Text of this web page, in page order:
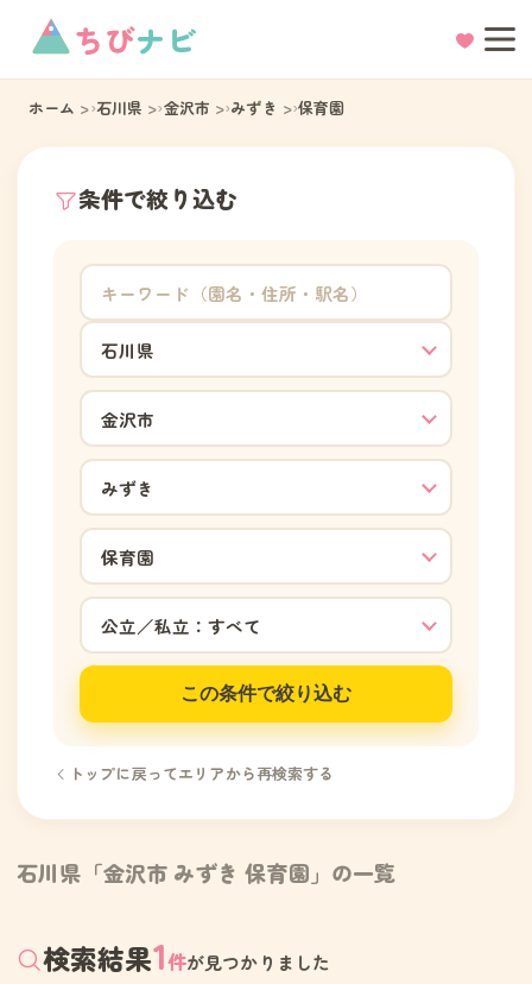
ちびナビ
ホーム 石川県 金沢市 みずき 保育園
条件で絞り込む
この条件で絞り込む
トップに戻ってエリアから再検索する
石川県「金沢市 みずき 保育園」の一覧
検索結果1件が見つかりました